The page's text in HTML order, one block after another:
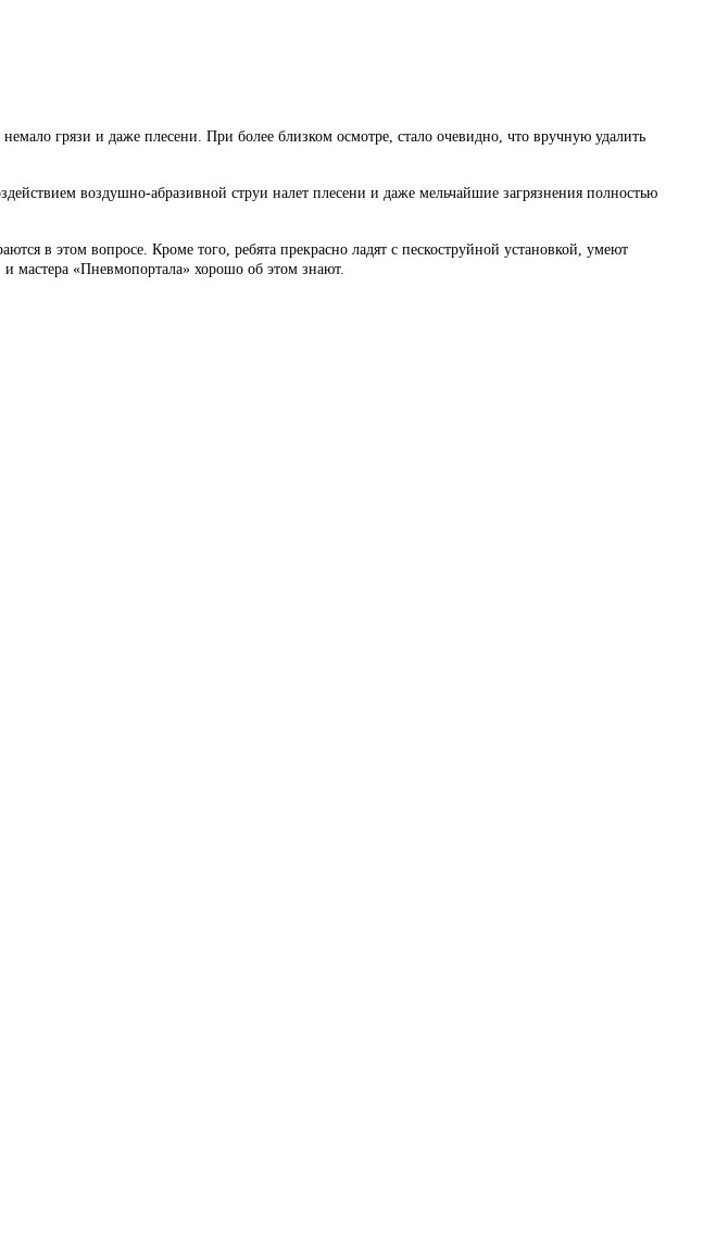
немало грязи и даже плесени. При более близком осмотре, стало очевидно, что вручную удалить
воздушно-абразивной струи налет плесени и даже мельчайшие загрязнения полностью
в этом вопросе. Кроме того, ребята прекрасно ладят с пескоструйной установкой, умеют
мастера «Пневмопортала» хорошо об этом знают.